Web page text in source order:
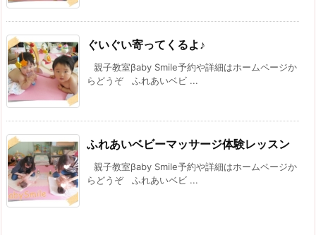
ぐいぐい寄ってくるよ♪
親子教室βaby Smile予約や詳細はホームページか
らどうぞ ふれあいベビ ...
ふれあいベビーマッサージ体験レッスン
親子教室βaby Smile予約や詳細はホームページか
らどうぞ ふれあいベビ ...